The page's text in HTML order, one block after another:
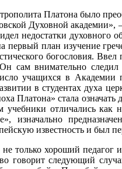
Платона было
Духовной
недостатки духовного
первый план изучение
богословия.
сам внимательно
учащихся в
в студентах духа
Платона» стала
учебники отличались
изначально
известность и был
только хороший
говорит следующий